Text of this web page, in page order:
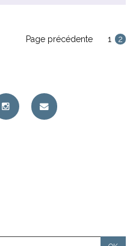
Page précédente 1 2